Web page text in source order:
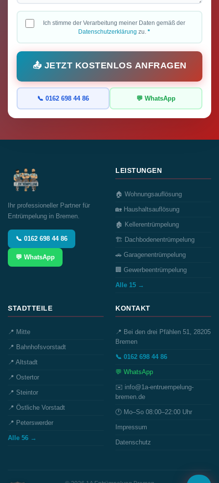
Ich stimme der Verarbeitung meiner Daten gemäß der
Datenschutzerklärung zu. *
📤 JETZT KOSTENLOS ANFRAGEN
📞 0162 698 44 86 💬 WhatsApp
Ihr professioneller Partner für
Entrümpelung in Bremen.
📞 0162 698 44 86
💬 WhatsApp
LEISTUNGEN
🏠 Wohnungsauflösung
🏡 Haushaltsauflösung
🏚️ Kellerentrümpelung
🏗️ Dachbodenentrümpelung
🚗 Garagenentrümpelung
🏢 Gewerbeentrümpelung
Alle 15 →
STADTTEILE
📍 Mitte
📍 Bahnhofsvorstadt
📍 Altstadt
📍 Ostertor
📍 Steintor
📍 Östliche Vorstadt
📍 Peterswerder
Alle 56 →
KONTAKT
📍 Bei den drei Pfählen 51, 28205
Bremen
📞 0162 698 44 86
💬 WhatsApp
✉️ info@1a-entruempelung-
bremen.de
🕐 Mo–So 08:00–22:00 Uhr
Impressum
Datenschutz